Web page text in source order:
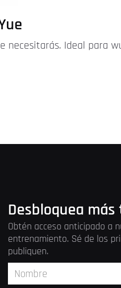
necesitarás. Ideal para
Desbloquea más
Obtén acceso anticipado a
entrenamiento. Sé de los
publiquen.